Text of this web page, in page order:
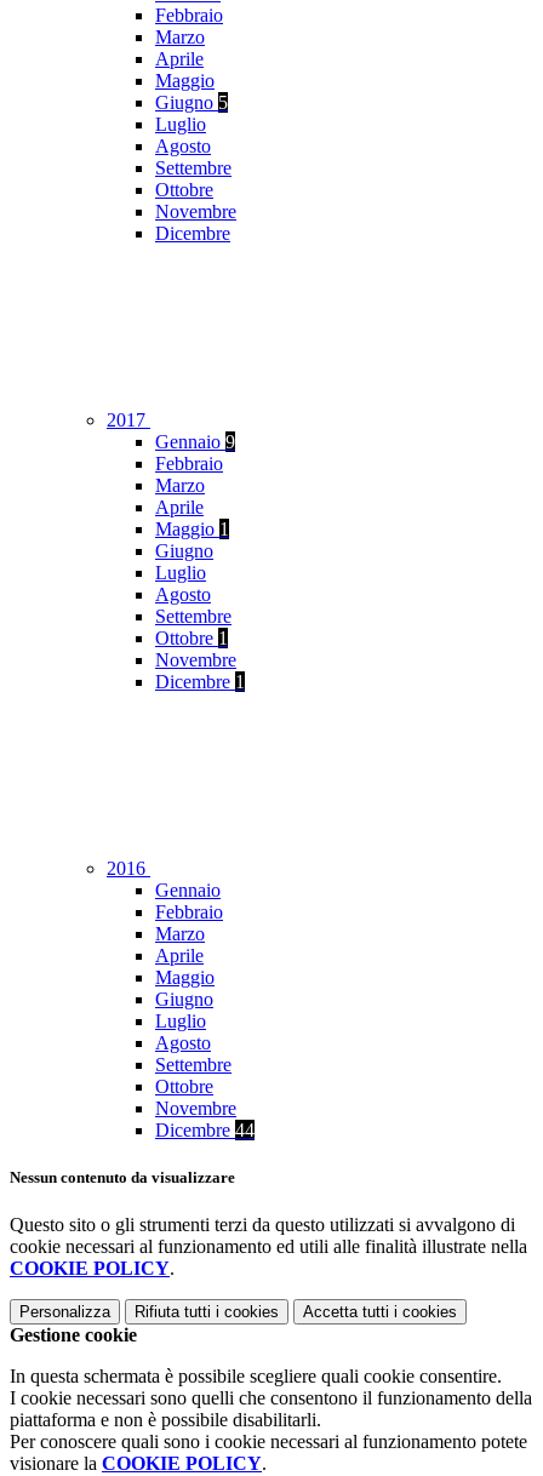
Febbraio
Marzo
Aprile
Maggio
Giugno 5
Luglio
Agosto
Settembre
Ottobre
Novembre
Dicembre
2017
Gennaio 9
Febbraio
Marzo
Aprile
Maggio 1
Giugno
Luglio
Agosto
Settembre
Ottobre 1
Novembre
Dicembre 1
2016
Gennaio
Febbraio
Marzo
Aprile
Maggio
Giugno
Luglio
Agosto
Settembre
Ottobre
Novembre
Dicembre 44
Nessun contenuto da visualizzare
Questo sito o gli strumenti terzi da questo utilizzati si avvalgono di
cookie necessari al funzionamento ed utili alle finalità illustrate nella
COOKIE POLICY.
Personalizza Rifiuta tutti i cookies Accetta tutti i cookies
Gestione cookie
In questa schermata è possibile scegliere quali cookie consentire.
I cookie necessari sono quelli che consentono il funzionamento della
piattaforma e non è possibile disabilitarli.
Per conoscere quali sono i cookie necessari al funzionamento potete
visionare la COOKIE POLICY.